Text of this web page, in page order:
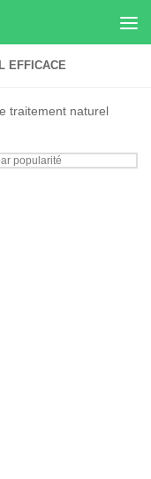
EFFICACE
traitement naturel